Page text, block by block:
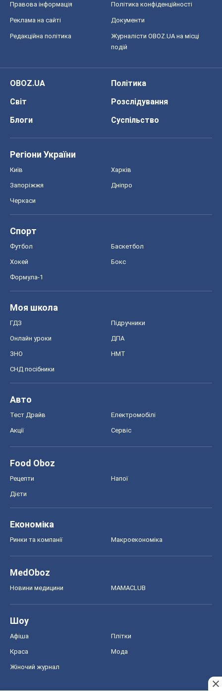
Правова інформація Політика конфіденційності
Реклама на сайті Документи
Редакційна політика
Журналісти OBOZ.UA на місці
подій
OBOZ.UA
Політика
Світ
Розслідування
Блоги
Суспільство
Регіони України
Київ Харків
Запоріжжя Дніпро
Черкаси
Спорт
Футбол Баскетбол
Хокей Бокс
Формула-1
Моя школа
ГДЗ Підручники
Онлайн уроки ДПА
ЗНО НМТ
СНД посібники
Авто
Тест Драйв Електромобілі
Акції Сервіс
Food Oboz
Рецепти Напої
Дієти
Економіка
Ринки та компанії Макроекономіка
MedOboz
Новини медицини MAMACLUB
Шоу
Афіша Плітки
Краса Мода
Жіночий журнал